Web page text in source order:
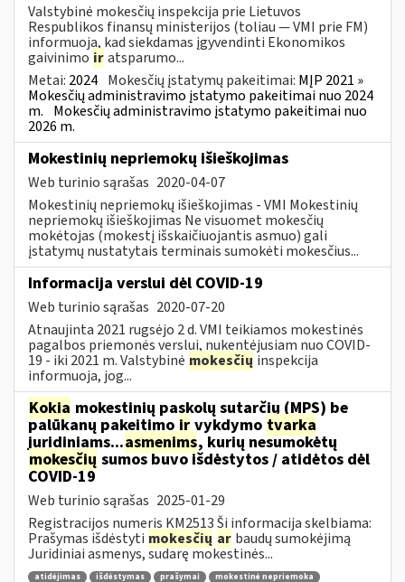
Valstybinė mokesčių inspekcija prie Lietuvos
Respublikos finansų ministerijos (toliau — VMI prie FM)
informuoja, kad siekdamas įgyvendinti Ekonomikos
gaivinimo iratsparumo...
Metai: 2024 Mokesčių įstatymų pakeitimai: MĮP 2021 »
Mokesčių administravimo įstatymo pakeitimai nuo 2024
m. Mokesčių administravimo įstatymo pakeitimai nuo
2026 m.
Mokestinių nepriemokų išieškojimas
Web turinio sąrašas 2020-04-07
Mokestinių nepriemokų išieškojimas - VMI Mokestinių
nepriemokų išieškojimas Ne visuomet mokesčių
mokėtojas (mokestį išskaičiuojantis asmuo) gali
įstatymų nustatytais terminais sumokėti mokesčius...
Informacija verslui dėl COVID-19
Web turinio sąrašas 2020-07-20
Atnaujinta 2021 rugsėjo 2 d. VMI teikiamos mokestinės
pagalbos priemonės verslui, nukentėjusiam nuo COVID-
19 - iki 2021 m. Valstybinė mokesčių inspekcija
informuoja, jog...
Kokia mokestinių paskolų sutarčių (MPS) be
palūkanų pakeitimo ir vykdymo tvarka
juridiniams...asmenims, kurių nesumokėtų
mokesčių sumos buvo išdėstytos / atidėtos dėl
COVID-19
Web turinio sąrašas 2025-01-29
Registracijos numeris KM2513 Ši informacija skelbiama:
Prašymas išdėstyti mokesčių ar baudų sumokėjimą
Juridiniai asmenys, sudarę mokestinės...
atidėjimas išdėstymas prašymai
mokestinė nepriemoka